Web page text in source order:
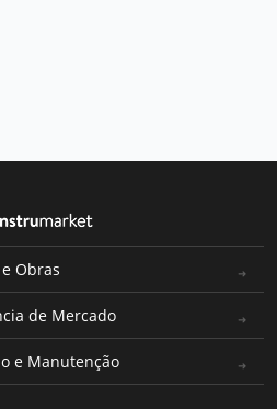
Obras
de Mercado
e Manutenção